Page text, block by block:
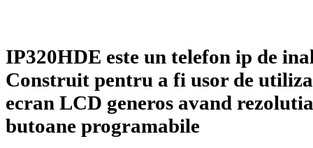
IP320HDE este un telefon ip de
Construit pentru a fi usor de
ecran LCD generos avand
butoane programabile